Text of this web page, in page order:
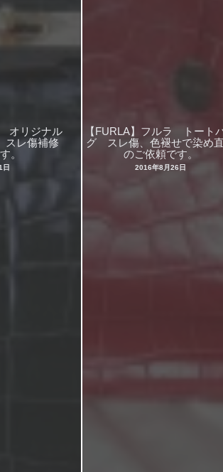
オリジナル
レ傷補修
。
日
【FURLA】フルラ トート
グ スレ傷、色褪せで染め
のご依頼です。
2016年8月26日